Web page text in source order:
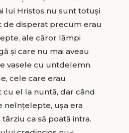
lui Hristos nu sunt totuși
de disperat precum erau
ale căror lămpi
și care nu mai aveau
vasele cu untdelemn.
cele care erau
el la nuntă, dar când
neînțelepte, ușa era
ca să poată intra.